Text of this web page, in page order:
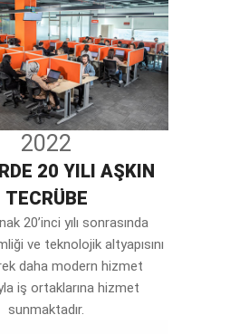
2022
20 YILI AŞKIN
TECRÜBE
20’inci yılı sonrasında
ve teknolojik altyapısını
daha modern hizmet
iş ortaklarına hizmet
sunmaktadır.